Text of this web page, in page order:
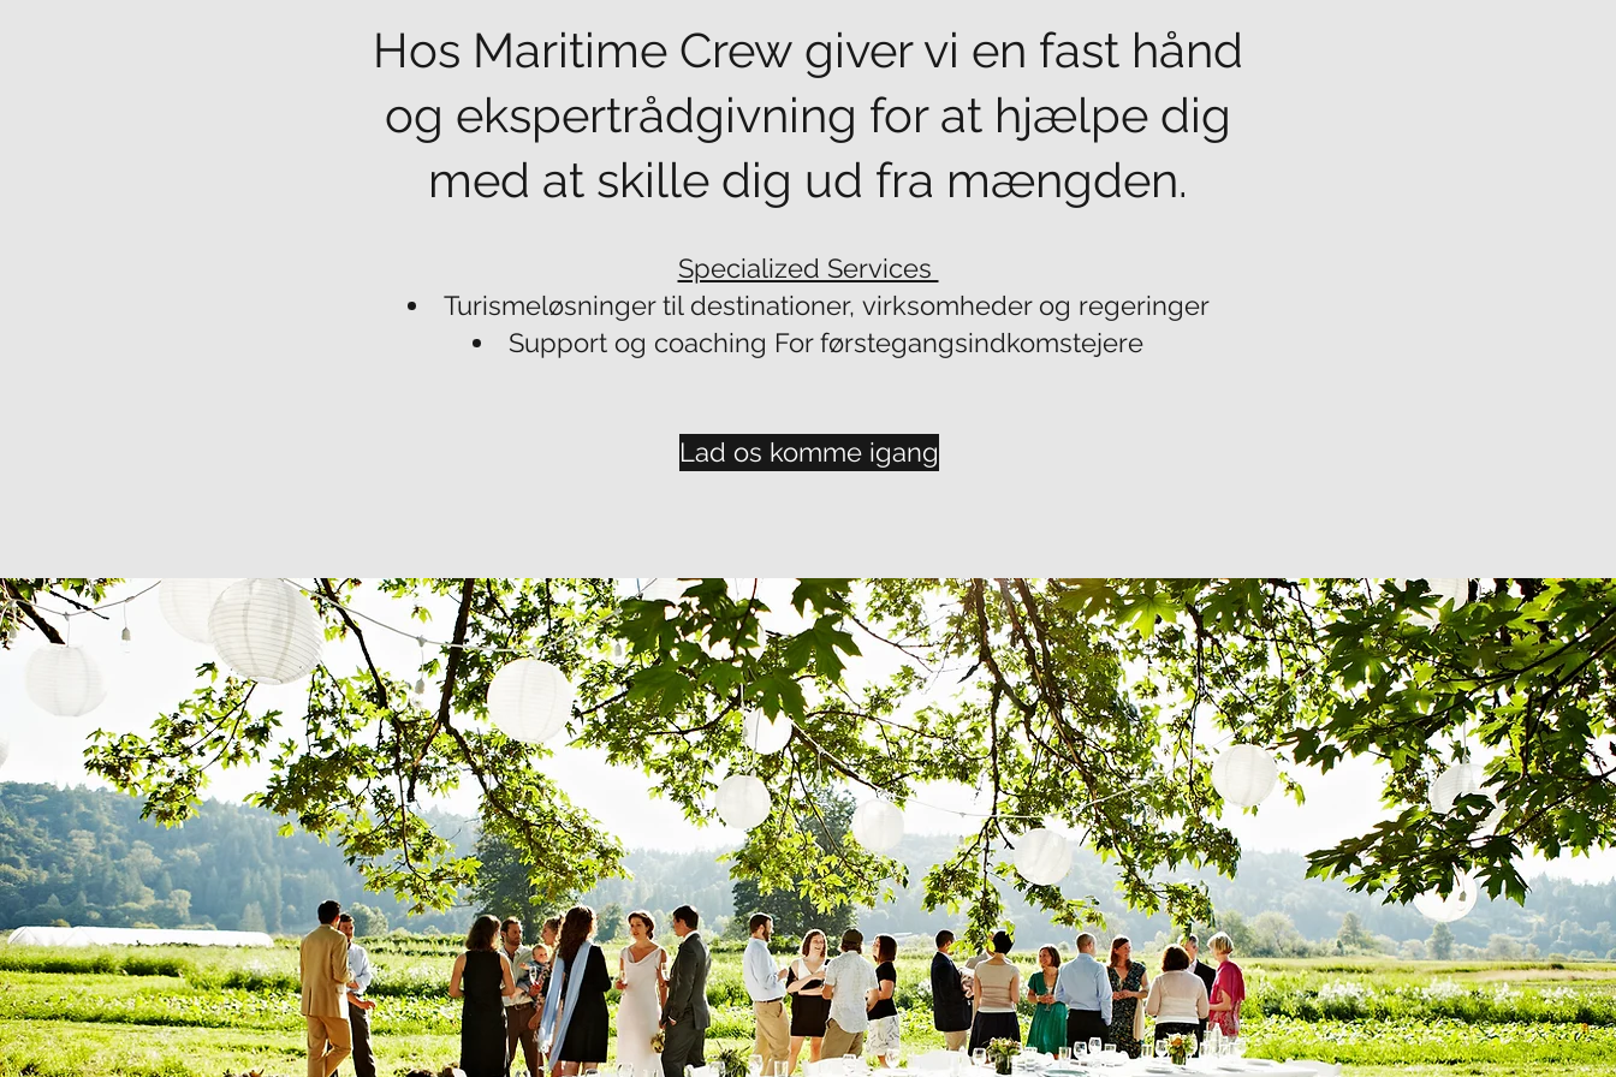
Hos Maritime Crew giver vi en fast hånd
og ekspertrådgivning for at hjælpe dig
med at skille dig ud fra mængden.
Specialized Services
Turismeløsninger til destinationer, virksomheder og regeringer
Support og coaching For førstegangsindkomstejere
Lad os komme igang